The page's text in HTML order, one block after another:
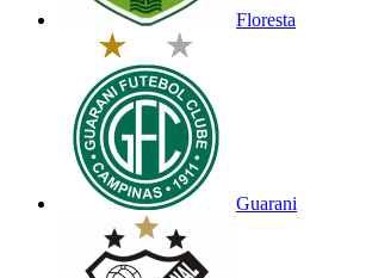
Floresta
Guarani